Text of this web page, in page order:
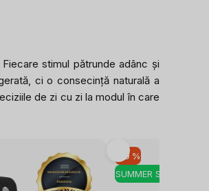
stimul pătrunde adânc și
ci o consecință naturală a
de zi cu zi la modul în care
SUMMER SALE
-10 %